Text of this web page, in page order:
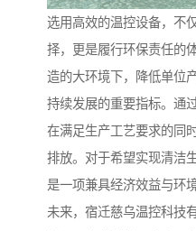
选用高效的温控设备，不
择，更是履行环保责任的
造的大环境下，降低单位
持续发展的重要指标。通
在满足生产工艺要求的同
排放。对于希望实现清洁
是一项兼具经济效益与环
未来，宿迁慈乌温控科技